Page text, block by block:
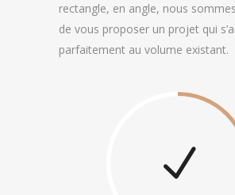
rectangle, en angle, nous
de vous proposer un projet qui
parfaitement au volume existant.